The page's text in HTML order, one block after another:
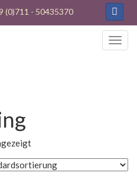
(0)711 - 50435370